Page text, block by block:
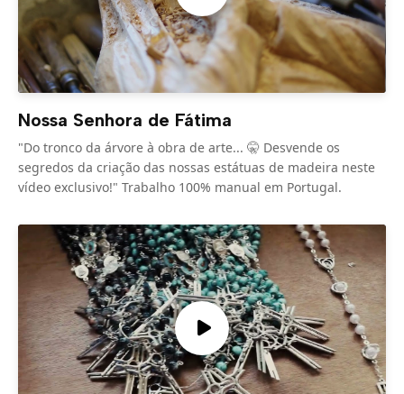
Nossa Senhora de Fátima
"Do tronco da árvore à obra de arte... 🤫 Desvende os
segredos da criação das nossas estátuas de madeira neste
vídeo exclusivo!" Trabalho 100% manual em Portugal.